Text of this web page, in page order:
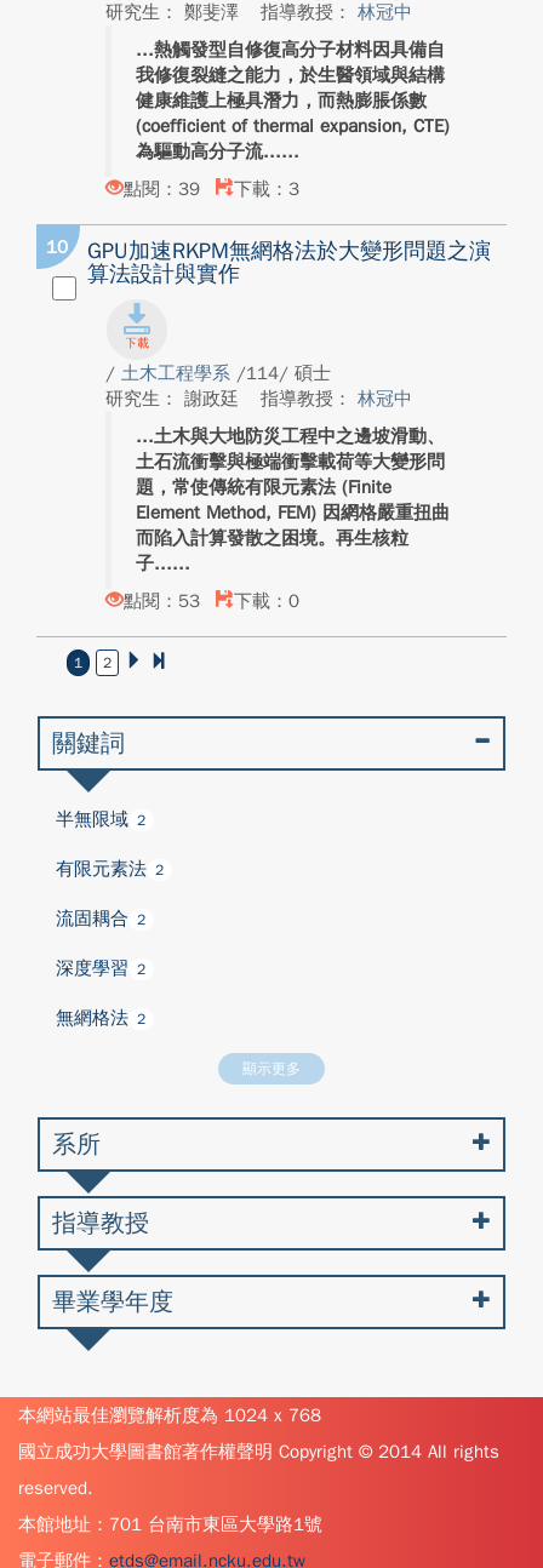
研究生： 鄭斐澤
指導教授： 林冠中
熱觸發型自修復高分子材料因具備自
我修復裂縫之能力，於生醫領域與結構
健康維護上極具潛力，而熱膨脹係數
(coefficient of thermal expansion, CTE)
為驅動高分子流...
點閱：39
下載：3
10
GPU加速RKPM無網格法於大變形問題之演
算法設計與實作
/ 土木工程學系 /114/ 碩士
研究生： 謝政廷
指導教授： 林冠中
土木與大地防災工程中之邊坡滑動、
土石流衝擊與極端衝擊載荷等大變形問
題，常使傳統有限元素法 (Finite
Element Method, FEM) 因網格嚴重扭曲
而陷入計算發散之困境。再生核粒
子...
點閱：53
下載：0
1 2
關鍵詞
半無限域 2
有限元素法 2
流固耦合 2
深度學習 2
無網格法 2
顯示更多
系所
指導教授
畢業學年度
本網站最佳瀏覽解析度為 1024 x 768
國立成功大學圖書館著作權聲明 Copyright © 2014 All rights
reserved.
本館地址：701 台南市東區大學路1號
電子郵件： etds@email.ncku.edu.tw